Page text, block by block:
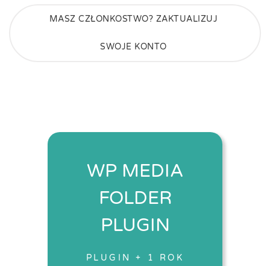
MASZ CZŁONKOSTWO? ZAKTUALIZUJ
SWOJE KONTO
WP MEDIA
FOLDER
PLUGIN
PLUGIN + 1 ROK